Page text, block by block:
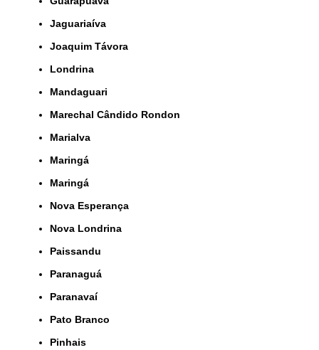
Jaguariaíva
Joaquim Távora
Londrina
Mandaguari
Marechal Cândido Rondon
Marialva
Maringá
Maringá
Nova Esperança
Nova Londrina
Paissandu
Paranaguá
Paranavaí
Pato Branco
Pinhais